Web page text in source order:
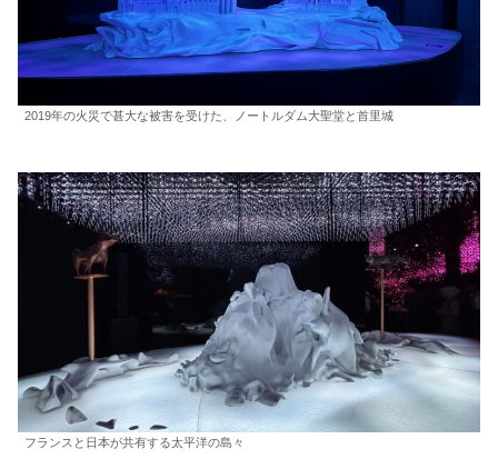
2019年の火災で甚大な被害を受けた、ノートルダム大聖堂と首里城
フランスと日本が共有する太平洋の島々